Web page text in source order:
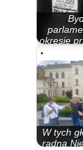
okresie
W tych
radna